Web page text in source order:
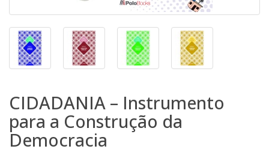
CIDADANIA – Instrumento
para a Construção da
Democracia